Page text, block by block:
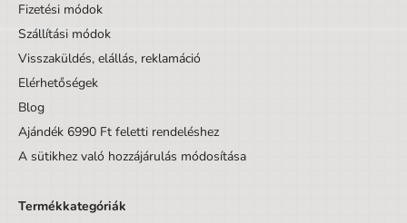
Fizetési módok
Szállítási módok
Visszaküldés, elállás, reklamáció
Elérhetőségek
Blog
Ajándék 6990 Ft feletti rendeléshez
A sütikhez való hozzájárulás módosítása
Termékkategóriák